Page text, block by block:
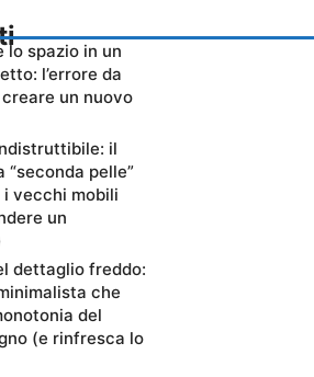
lo spazio in un
l’errore da
un nuovo
il
pelle”
vecchi mobili
un
dettaglio freddo:
che
del
(e rinfresca lo